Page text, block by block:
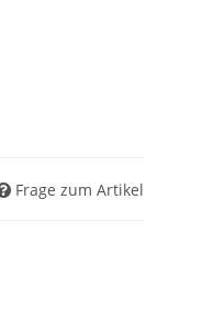
Frage zum Artikel